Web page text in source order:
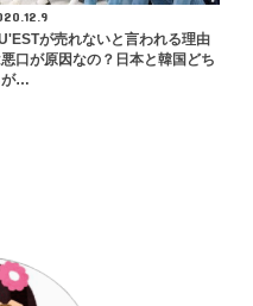
が売れないと言われる理由
口が原因なの？日本と韓国どち
が…